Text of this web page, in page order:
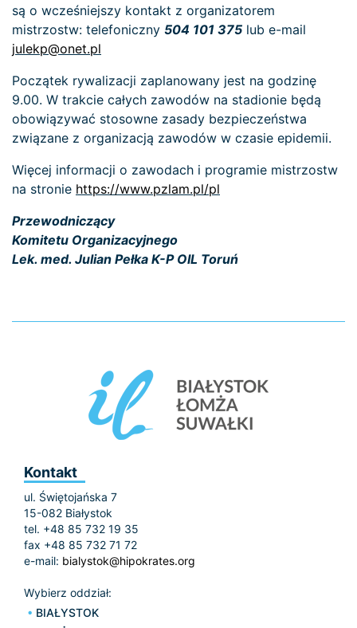
są o wcześniejszy kontakt z organizatorem
mistrzostw: telefoniczny 504 101 375 lub e-mail
julekp@onet.pl
Początek rywalizacji zaplanowany jest na godzinę
9.00. W trakcie całych zawodów na stadionie będą
obowiązywać stosowne zasady bezpieczeństwa
związane z organizacją zawodów w czasie epidemii.
Więcej informacji o zawodach i programie mistrzostw
na stronie https://www.pzlam.pl/pl
Przewodniczący
Komitetu Organizacyjnego
Lek. med. Julian Pełka K-P OIL Toruń
Kontakt
ul. Świętojańska 7
15-082 Białystok
tel. +48 85 732 19 35
fax +48 85 732 71 72
e-mail: bialystok@hipokrates.org
Wybierz oddział:
BIAŁYSTOK